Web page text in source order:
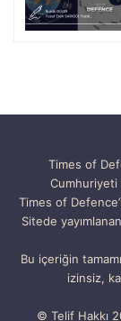
Times of
Cumhuriyeti
Times of
Sitede
Bu içeriğin
izinsiz,
© Telif Hakkı